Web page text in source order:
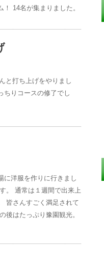
14名が集まりました。
と打ち上げをやりまし
ちりコースの修了でし
に洋服を作りに行きまし
。 通常は１週間で出来上
皆さんすごく満足されて
後はたっぷり豫園観光。